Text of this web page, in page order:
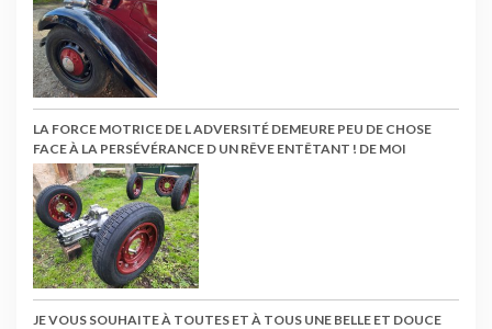
LA FORCE MOTRICE DE L ADVERSITÉ DEMEURE PEU DE CHOSE
FACE À LA PERSÉVÉRANCE D UN RÊVE ENTÊTANT ! DE MOI
JE VOUS SOUHAITE À TOUTES ET À TOUS UNE BELLE ET DOUCE